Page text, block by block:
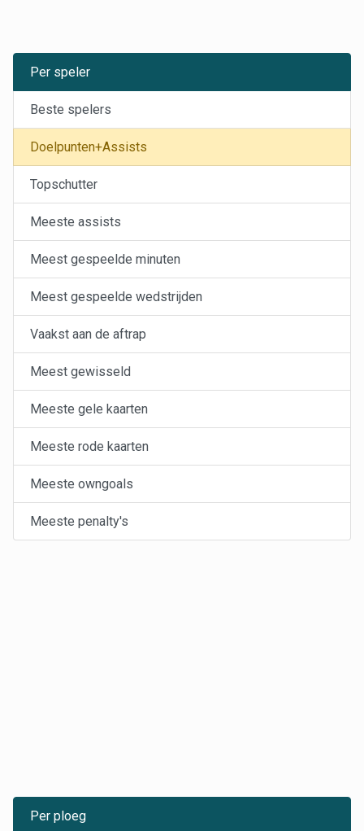
Per speler
Beste spelers
Doelpunten+Assists
Topschutter
Meeste assists
Meest gespeelde minuten
Meest gespeelde wedstrijden
Vaakst aan de aftrap
Meest gewisseld
Meeste gele kaarten
Meeste rode kaarten
Meeste owngoals
Meeste penalty's
Per ploeg